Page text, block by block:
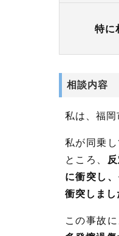
特に
相談内容
私は、福岡
私が同乗
ところ、
に衝突し
衝突しまし
この事故